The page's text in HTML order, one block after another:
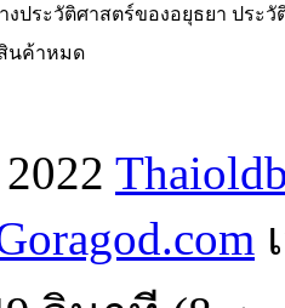
ประวัติศาสตร์ของอยุธยา ประวั
นค้าหมด